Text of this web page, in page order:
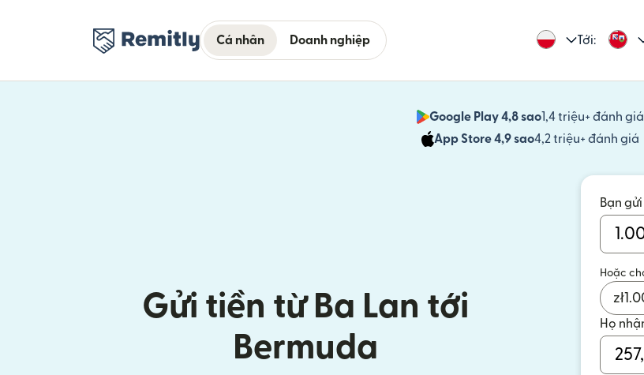
Cá nhân Doanh nghiệp Tới:
Google Play 4,8 sao1,4 triệu+ đánh giá
App Store 4,9 sao4,2 triệu+ đánh giá
Gửi tiền từ Ba Lan tới
Bermuda
Bạn gửi
Hoặc
zł
Họ